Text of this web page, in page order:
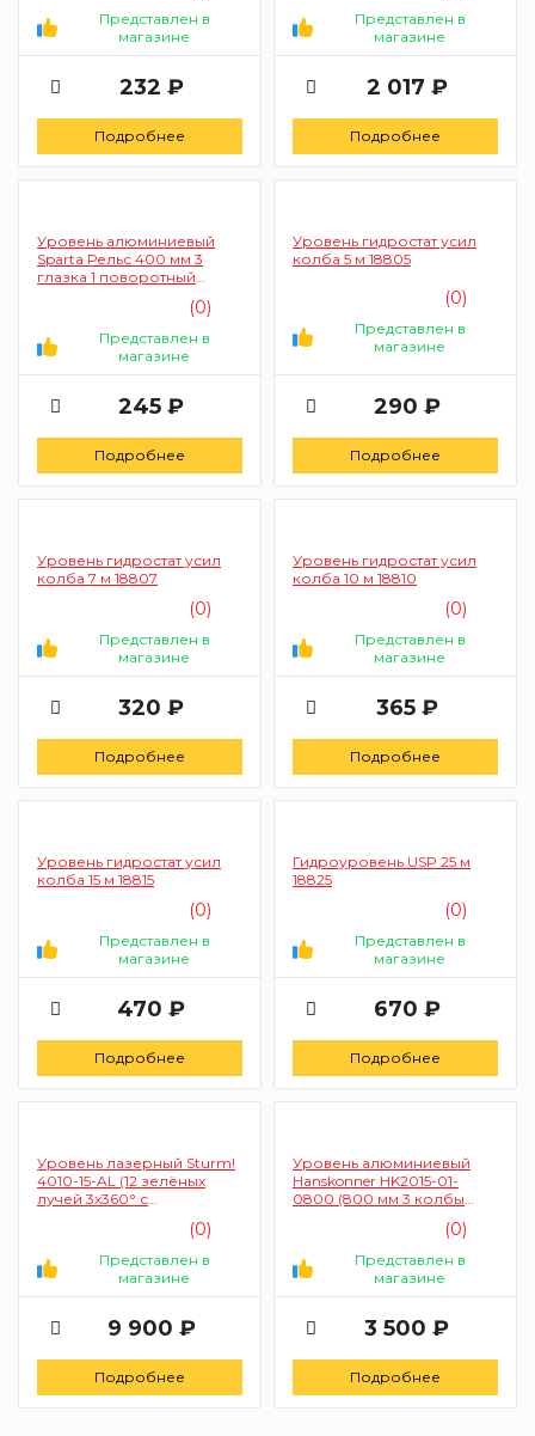
Представлен в
магазине
232 ₽
Подробнее
Представлен в
магазине
2 017 ₽
Подробнее
Уровень алюминиевый
Sparta Рельс 400 мм 3
глазка 1 поворотный
(0)
Представлен в
магазине
245 ₽
Подробнее
Уровень гидростат усил
колба 5 м 18805
(0)
Представлен в
магазине
290 ₽
Подробнее
Уровень гидростат усил
колба 7 м 18807
(0)
Представлен в
магазине
320 ₽
Подробнее
Уровень гидростат усил
колба 10 м 18810
(0)
Представлен в
магазине
365 ₽
Подробнее
Уровень гидростат усил
колба 15 м 18815
(0)
Представлен в
магазине
470 ₽
Подробнее
Гидроуровень USP 25 м
18825
(0)
Представлен в
магазине
670 ₽
Подробнее
Уровень лазерный Sturm!
4010-15-AL (12 зелёных
лучей 3x360° с
(0)
Представлен в
магазине
9 900 ₽
Подробнее
Уровень алюминиевый
Hanskonner HK2015-01-
0800 (800 мм 3 колбы
(0)
Представлен в
магазине
3 500 ₽
Подробнее